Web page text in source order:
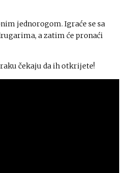
jednorogom. Igraće se sa
a zatim će pronaći
čekaju da ih otkrijete!